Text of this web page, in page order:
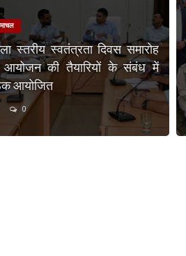
स्तरीय स्वतंत्रता दिवस समारोह
की तैयारियों के संबंध में
आयोजित
0